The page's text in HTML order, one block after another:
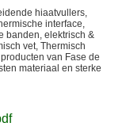
hiaatvullers,
interface,
banden, elektrisch &
vet, Thermisch
van Fase de
materiaal en sterke